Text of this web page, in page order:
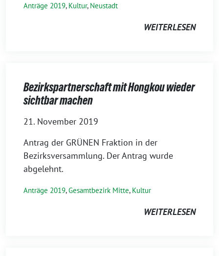
Anträge 2019, Kultur, Neustadt
WEITERLESEN
Bezirkspartnerschaft mit Hongkou wieder
sichtbar machen
21. November 2019
Antrag der GRÜNEN Fraktion in der
Bezirksversammlung. Der Antrag wurde
abgelehnt.
Anträge 2019,Gesamtbezirk Mitte, Kultur
WEITERLESEN